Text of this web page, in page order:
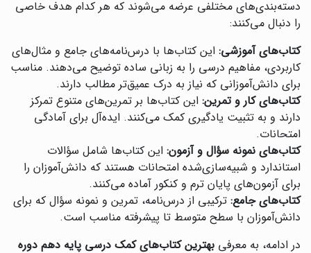
دسته‌بندی‌های مختلفی عرضه می‌شوند که هر کدام هدف خاصی
را دنبال می‌کنند:
کتاب‌های آموزشی: این کتاب‌ها با درس‌نامه‌های جامع و مثال‌های
کاربردی، مفاهیم درسی را به زبانی ساده توضیح می‌دهند. مناسب
برای دانش‌آموزانی که نیاز به درک عمیق‌تر مطالب دارند.
کتاب‌های کار و تمرین: این کتاب‌ها بر تمرین‌های متنوع تمرکز
دارند و به تثبیت یادگیری کمک می‌کنند. ایده‌آل برای آمادگی
امتحانات.
کتاب‌های نمونه سؤال و آزمون: این کتاب‌ها شامل سؤالات
استاندارد و شبیه‌سازی‌شده امتحانات هستند که دانش‌آموزان را
برای آزمون‌های پایان ترم و کنکور آماده می‌کنند.
کتاب‌های جامع: ترکیبی از درس‌نامه، تمرین و نمونه سؤال که برای
دانش‌آموزان با سطح متوسط تا پیشرفته مناسب است.
در ادامه، به معرفی بهترین کتاب‌های کمک درسی پایه دهم دوره